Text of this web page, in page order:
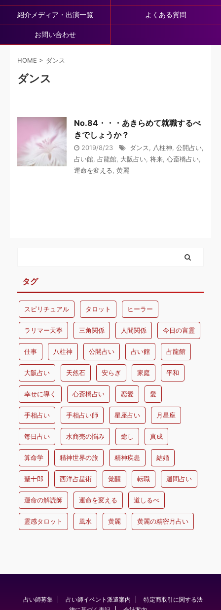
紹介メディア・出演一覧 よくある質問
お問い合わせ
HOME > ダンス
ダンス
No.84・・・あきらめて就職するべ
きでしょうか？
2019/8/23 ダンス, 八柱神, 公開占い,
占い館, 占龍館, 大阪占い, 将来, 心斎橋占い,
運命を変える, 黄麗
タグ
スピリチュアル タロット ヒーラー
ラリマー天寧 三角関係 人間関係 今日の言霊
仕事 八柱神 公開占い 占い館 占龍館
大阪占い 天然石 安らぎ 家庭 平和
幸せに導く 心斎橋占い 恋愛 愛
手相占い 手相占い師 星座占い 月星座
毎日占い 水商売の悩み 癒し 真成
算命学 精神世界の旅 精神疾患 結婚
聖十郎 西洋占星術 覚醒 転職 週間占い
運命の解読師 運命を変える 道しるべ
霊感タロット 風水 黄麗 黄麗の精密月占い
占い師募集 占い師イベント派遣案内
特定商取引に関する法